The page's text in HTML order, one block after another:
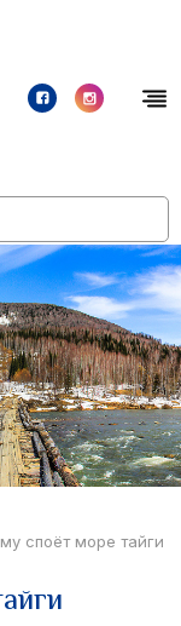
споёт море тайги